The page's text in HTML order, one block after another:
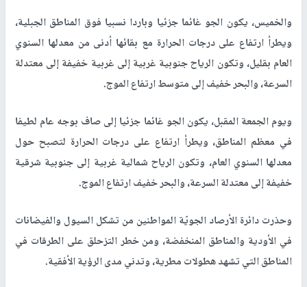
والخميس، يكون الجو غائما جزئيا وباردا نسبيا فوق المناطق الجبلية،
ويطرأ ارتفاع على درجات الحرارة مع بقائها أدنى من معدلها السنوي
العام بقليل، وتكون الرياح جنوبية غربية إلى غربية خفيفة إلى معتدلة
السرعة، والبحر خفيف إلى متوسط ارتفاع الموج.
ويوم الجمعة المقبل، يكون الجو غائما جزئيا إلى صاف بوجه عام لطيفا
في معظم المناطق، ويطرأ ارتفاع على درجات الحرارة لتصبح حول
معدلها السنوي العام، وتكون الرياح شمالية غربية إلى جنوبية شرقية
خفيفة إلى معتدلة السرعة، والبحر خفيف ارتفاع الموج.
وحذرت دائرة الأرصاد الجويّة المواطنين من تشكل السيول والفيضانات
في الأودية والمناطق المنخفضة، ومن خطر التزحلق على الطرقات في
المناطق التي تشهد هطولات مطرية، وتدني مدى الرؤية الأفقية.